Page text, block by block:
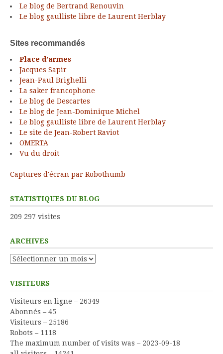
Le blog de Bertrand Renouvin
Le blog gaulliste libre de Laurent Herblay
Sites recommandés
Place d’armes
Jacques Sapir
Jean-Paul Brighelli
La saker francophone
Le blog de Descartes
Le blog de Jean-Dominique Michel
Le blog gaulliste libre de Laurent Herblay
Le site de Jean-Robert Raviot
OMERTA
Vu du droit
Captures d'écran par Robothumb
STATISTIQUES DU BLOG
209 297 visites
ARCHIVES
Archives
VISITEURS
Visiteurs en ligne – 26349
Abonnés – 45
Visiteurs – 25186
Robots – 1118
The maximum number of visits was – 2023-09-18